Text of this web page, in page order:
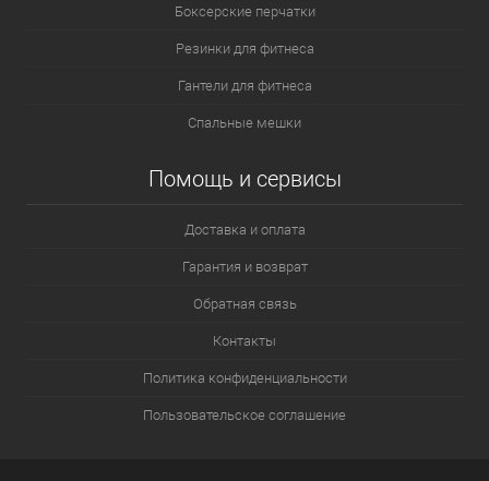
Боксерские перчатки
Резинки для фитнеса
Гантели для фитнеса
Спальные мешки
Помощь и сервисы
Доставка и оплата
Гарантия и возврат
Обратная связь
Контакты
Политика конфиденциальности
Пользовательское соглашение